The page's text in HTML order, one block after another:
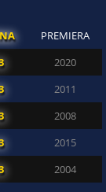
PREMIERA
2020
2011
2008
2015
2004